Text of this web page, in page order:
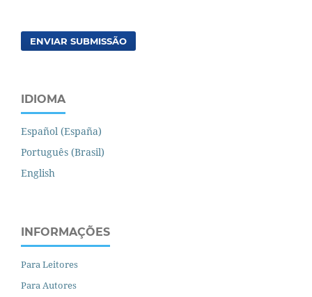
ENVIAR SUBMISSÃO
IDIOMA
Español (España)
Português (Brasil)
English
INFORMAÇÕES
Para Leitores
Para Autores